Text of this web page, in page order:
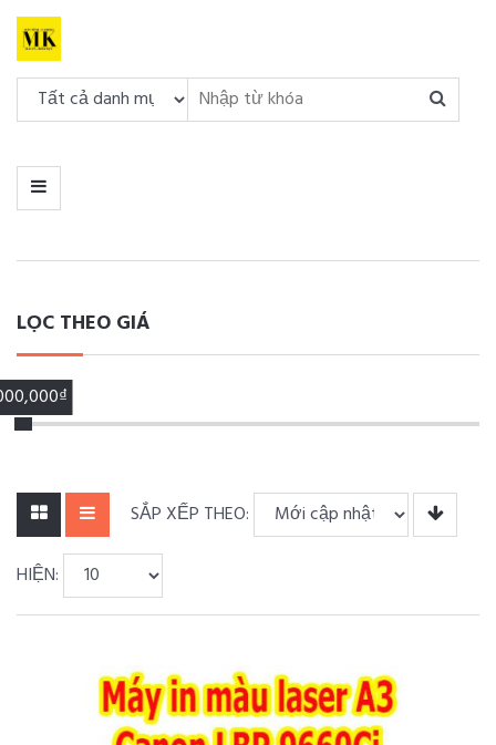
DANH
MỤC
MENU
LỌC THEO GIÁ
SẮP XẾP THEO:
HIỆN: